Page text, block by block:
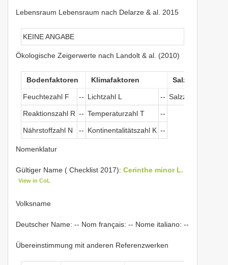
Lebensraum Lebensraum nach Delarze & al. 2015
KEINE ANGABE
Ökologische Zeigerwerte nach Landolt & al. (2010)
Bodenfaktoren Klimafaktoren Salztoleranz
Feuchtezahl F -- Lichtzahl L -- Salzzeichen
Reaktionszahl R -- Temperaturzahl T --
Nährstoffzahl N -- Kontinentalitätszahl K --
Nomenklatur
Gültiger Name ( Checklist 2017): Cerinthe minor L.
View in CoL
Volksname
Deutscher Name: -- Nom français: -- Nome italiano: --
Übereinstimmung mit anderen Referenzwerken